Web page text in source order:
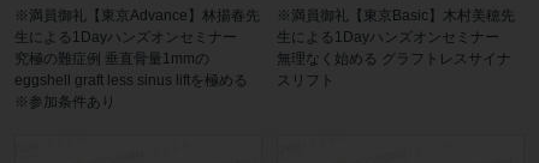
※満員御礼【東京Advance】林揚春先
生による1Dayハンズオンセミナー
究極の難症例 垂直骨量1mmの
eggshell graft less sinus liftを極める
※参加条件あり
※満員御礼【東京Basic】木村美穂先
生による1Dayハンズオンセミナー
無理なく始める グラフトレスサイナ
スリフト